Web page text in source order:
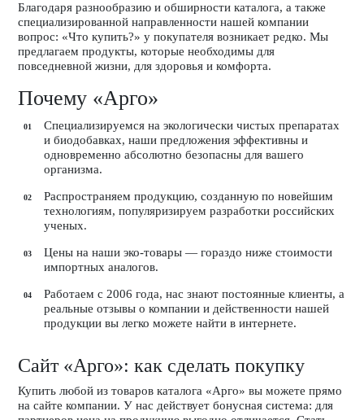
Благодаря разнообразию и обширности каталога, а также
специализированной направленности нашей компании
вопрос: «Что купить?» у покупателя возникает редко. Мы
предлагаем продукты, которые необходимы для
повседневной жизни, для здоровья и комфорта.
Почему «Арго»
Специализируемся на экологически чистых препаратах
и биодобавках, наши предложения эффективны и
одновременно абсолютно безопасны для вашего
организма.
Распространяем продукцию, созданную по новейшим
технологиям, популяризируем разработки российских
ученых.
Цены на наши эко-товары — гораздо ниже стоимости
импортных аналогов.
Работаем с 2006 года, нас знают постоянные клиенты, а
реальные отзывы о компании и действенности нашей
продукции вы легко можете найти в интернете.
Сайт «Арго»: как сделать покупку
Купить любой из товаров каталога «Арго» вы можете прямо
на сайте компании. У нас действует бонусная система: для